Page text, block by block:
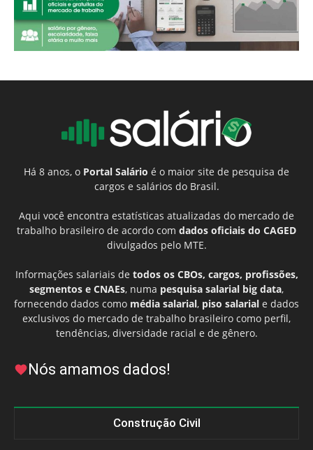
Há 8 anos, o Portal Salário é o maior site de pesquisa de
cargos e salários do Brasil.
Aqui você encontra estatísticas atualizadas do mercado de
trabalho brasileiro de acordo com dados oficiais do CAGED
divulgados pelo MTE.
Informações salariais de todos os CBOs, cargos, profissões,
segmentos e CNAEs, numa pesquisa salarial big data,
fornecendo dados como média salarial, piso salarial e dados
exclusivos do mercado de trabalho brasileiro como perfil,
tendências, diversidade racial e de gênero.
Nós amamos dados!
Construção Civil